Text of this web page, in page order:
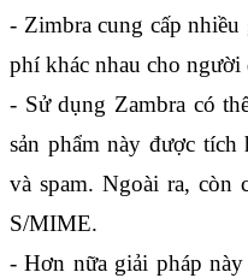
- Zimbra cung cấp
phí khác nhau cho người
- Sử dụng Zambra có
sản phẩm này được tích
và spam. Ngoài ra, còn
S/MIME.
- Hơn nữa giải pháp